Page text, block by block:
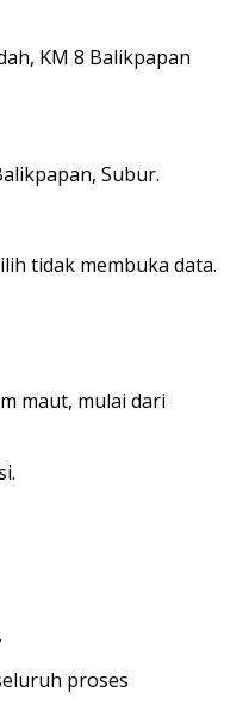
KM 8 Balikpapan
Subur.
tidak membuka data.
maut, mulai dari
proses